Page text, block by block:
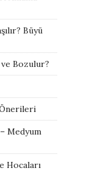
Büyü
ve Bozulur?
Medyum
Hocaları